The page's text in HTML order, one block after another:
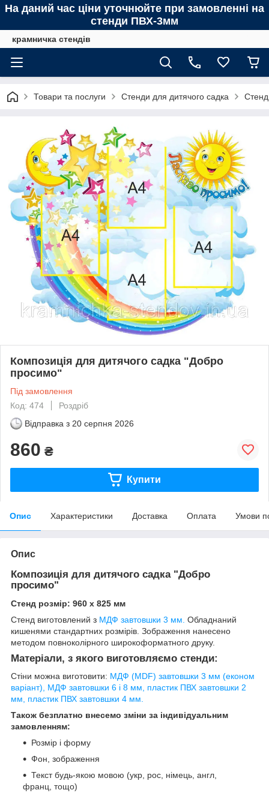
На даний час ціни уточнюйте при замовленні на
стенди ПВХ-3мм
крамничка стендів
Товари та послуги Стенди для дитячого садка
Композиція для дитячого садка "Добро
просимо"
Під замовлення
Код: 474
Роздріб
Відправка з 20 серпня 2026
860 ₴
Купити
Опис Характеристики Доставка Оплата Умови
Опис
Композиція для дитячого садка "Добро
просимо"
Стенд розмір: 960 х 825 мм
Стенд виготовлений з МДФ завтовшки 3 мм. Обладнаний
кишенями стандартних розмірів. Зображення нанесено
методом повноколірного широкоформатного друку.
Матеріали, з якого виготовляємо стенди:
Стіни можна виготовити: МДФ (MDF) завтовшки 3 мм (економ
варіант), МДФ завтовшки 6 і 8 мм, пластик ПВХ завтовшки 2
мм, пластик ПВХ завтовшки 4 мм.
Також безплатно внесемо зміни за індивідуальним
замовленням:
Розмір і форму
Фон, зображення
Текст будь-якою мовою (укр, рос, німець, англ,
франц, тощо)